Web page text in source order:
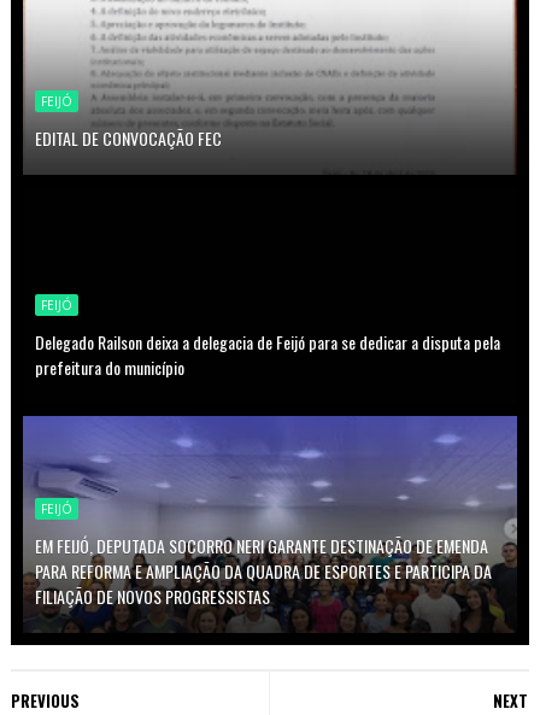
FEIJÓ
EDITAL DE CONVOCAÇÃO FEC
FEIJÓ
Delegado Railson deixa a delegacia de Feijó para se dedicar a disputa pela
prefeitura do município
FEIJÓ
EM FEIJÓ, DEPUTADA SOCORRO NERI GARANTE DESTINAÇÃO DE EMENDA
PARA REFORMA E AMPLIAÇÃO DA QUADRA DE ESPORTES E PARTICIPA DA
FILIAÇÃO DE NOVOS PROGRESSISTAS
NEXT
PREVIOUS